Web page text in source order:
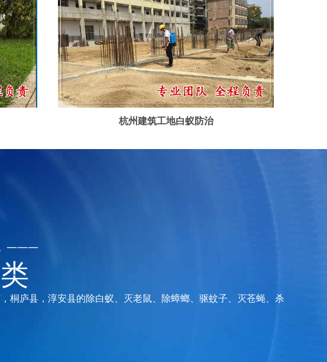
杭州建筑工地白蚁防治
———
桐庐县，淳安县的除白蚁、灭老鼠、除蟑螂、驱蚊子、灭苍蝇、杀